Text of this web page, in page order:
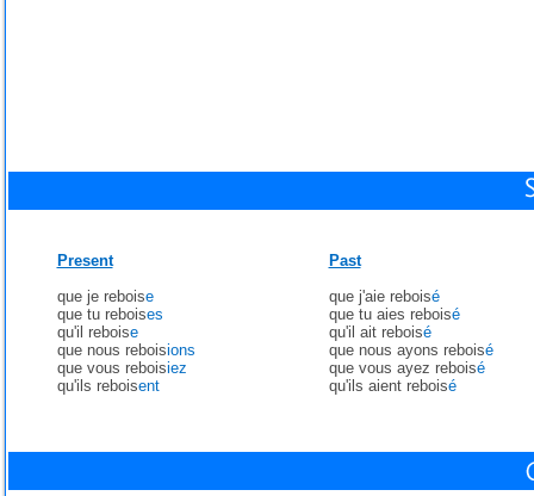
Present
que je reboise
que tu reboises
qu'il reboise
que nous reboisions
que vous reboisiez
qu'ils reboisent
Past
que j'aie reboisé
que tu aies reboisé
qu'il ait reboisé
que nous ayons reboisé
que vous ayez reboisé
qu'ils aient reboisé